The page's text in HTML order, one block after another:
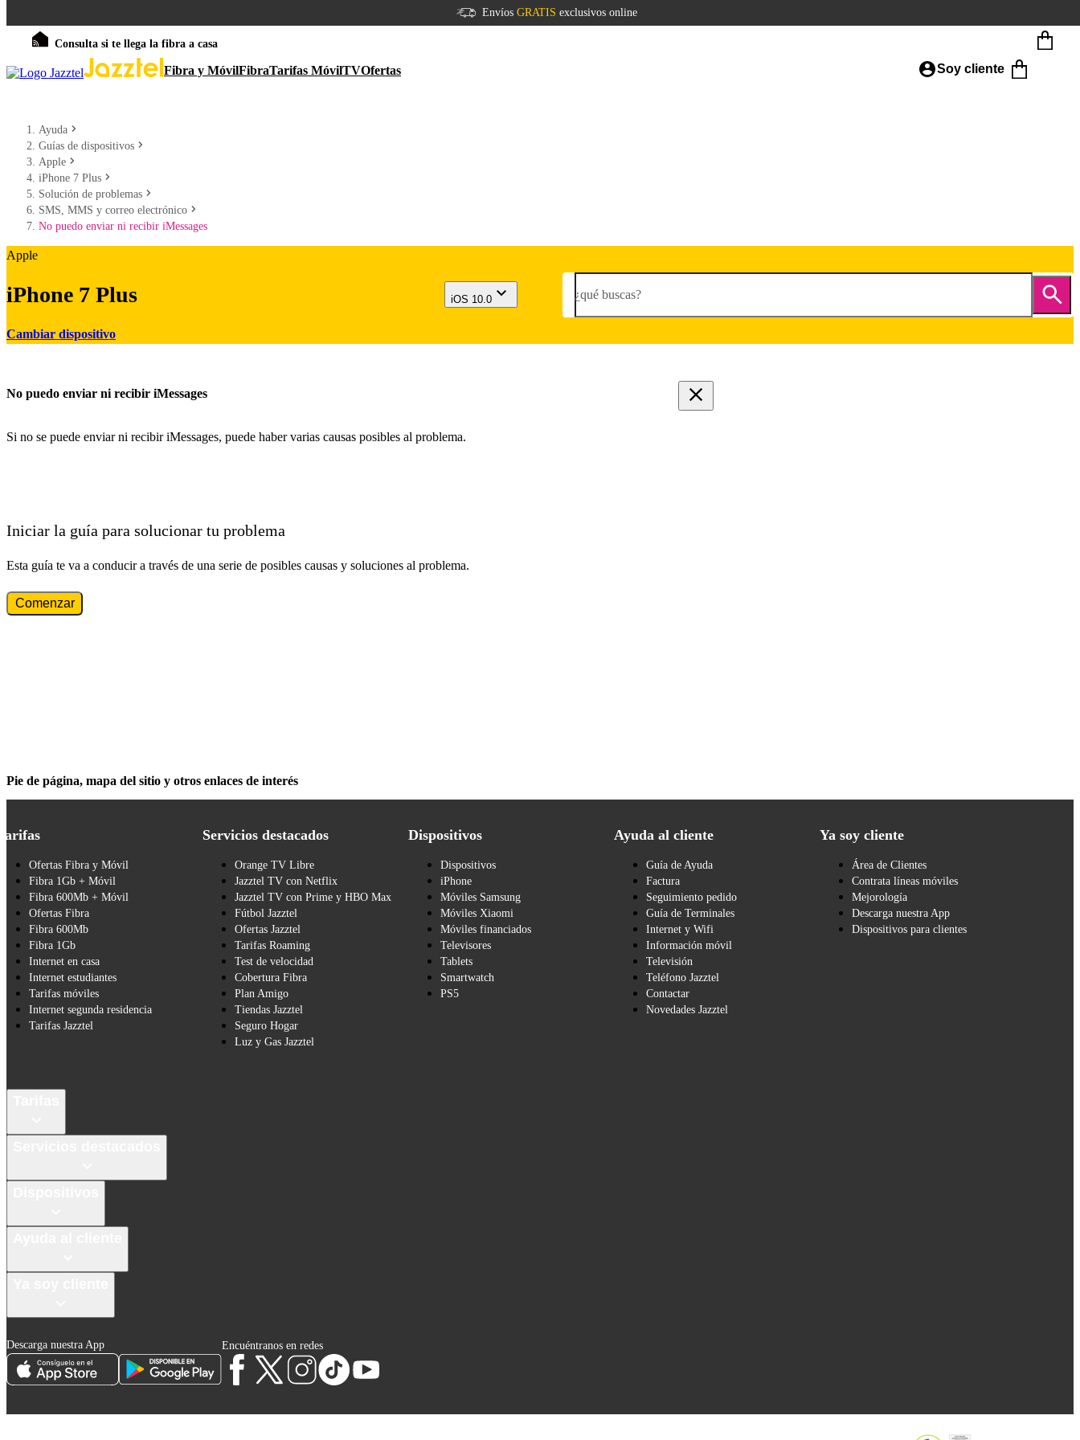
Envíos GRATIS exclusivos online
Consulta si te llega la fibra a casa
Fibra y MóvilFibraTarifas MóvilTVOfertas Soy cliente
Ayuda
Guías de dispositivos
Apple
iPhone 7 Plus
Solución de problemas
SMS, MMS y correo electrónico
No puedo enviar ni recibir iMessages
Apple
iPhone 7 Plus
Cambiar dispositivo
iOS 10.0 ¿qué buscas?
No puedo enviar ni recibir iMessages
Si no se puede enviar ni recibir iMessages, puede haber varias causas posibles al problema.
Iniciar la guía para solucionar tu problema
Esta guía te va a conducir a través de una serie de posibles causas y soluciones al problema.
Comenzar
Pie de página, mapa del sitio y otros enlaces de interés
Ofertas Fibra y Móvil
Fibra 1Gb + Móvil
Fibra 600Mb + Móvil
Ofertas Fibra
Fibra 600Mb
Fibra 1Gb
Internet en casa
Internet estudiantes
Tarifas móviles
Internet segunda residencia
Tarifas Jazztel
Servicios destacados
Orange TV Libre
Jazztel TV con Netflix
Jazztel TV con Prime y HBO Max
Fútbol Jazztel
Ofertas Jazztel
Tarifas Roaming
Test de velocidad
Cobertura Fibra
Plan Amigo
Tiendas Jazztel
Seguro Hogar
Luz y Gas Jazztel
Dispositivos
Dispositivos
iPhone
Móviles Samsung
Móviles Xiaomi
Móviles financiados
Televisores
Tablets
Smartwatch
PS5
Ayuda al cliente
Guía de Ayuda
Factura
Seguimiento pedido
Guía de Terminales
Internet y Wifi
Información móvil
Televisión
Teléfono Jazztel
Contactar
Novedades Jazztel
Ya soy cliente
Área de Clientes
Contrata líneas móviles
Mejorología
Descarga nuestra App
Dispositivos para clientes
Descarga nuestra App Encuéntranos en redes